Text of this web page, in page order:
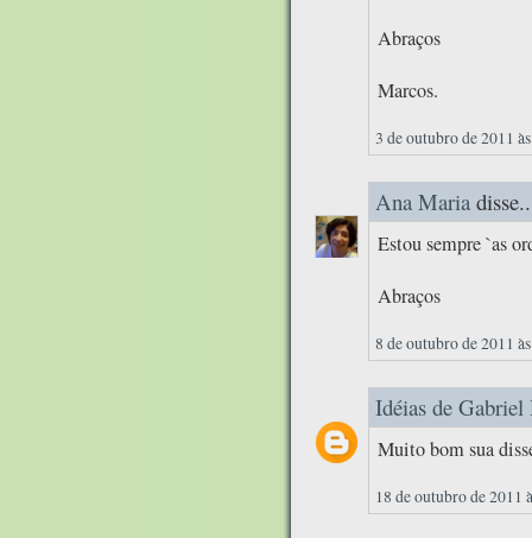
Abraços
Marcos.
3 de outubro de 2011
Ana Maria
Estou sempre `as
Abraços
8 de outubro de 2011
Idéias de
Muito bom sua
18 de outubro de 2011